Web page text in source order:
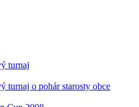
turnaj
turnaj o pohár starosty obce